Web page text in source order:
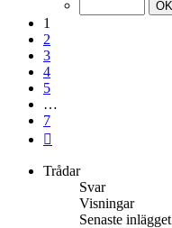
1
2
3
4
5
…
7
Trådar
Svar
Visningar
Senaste inlägget